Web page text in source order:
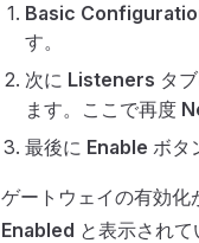
Basic
す。
次に Listeners タ
ます。ここで再度
最後に Enable ボタ
ゲートウェイの有効化
Enabled と表示されて